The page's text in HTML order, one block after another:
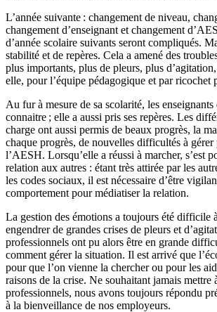
L’année suivante : changement de niveau,
changement d’enseignant et changement
d’année scolaire suivants seront compliqués.
stabilité et de repères. Cela a amené des
plus importants, plus de pleurs, plus
elle, pour l’équipe pédagogique et par ricochet
Au fur à mesure de sa scolarité, les enseignants
connaitre ; elle a aussi pris ses repères. Les
charge ont aussi permis de beaux progrès, la
chaque progrès, de nouvelles difficultés à gérer
l’AESH. Lorsqu’elle a réussi à marcher, s’est
relation aux autres : étant très attirée par les
les codes sociaux, il est nécessaire d’être
comportement pour médiatiser la relation.
La gestion des émotions a toujours été difficile
engendrer de grandes crises de pleurs et
professionnels ont pu alors être en grande
comment gérer la situation. Il est arrivé que
pour que l’on vienne la chercher ou pour les
raisons de la crise. Ne souhaitant jamais mettre
professionnels, nous avons toujours répondu
à la bienveillance de nos employeurs.